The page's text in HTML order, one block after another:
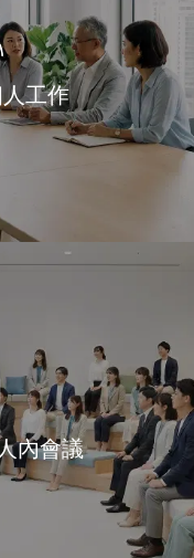
工作
內會議